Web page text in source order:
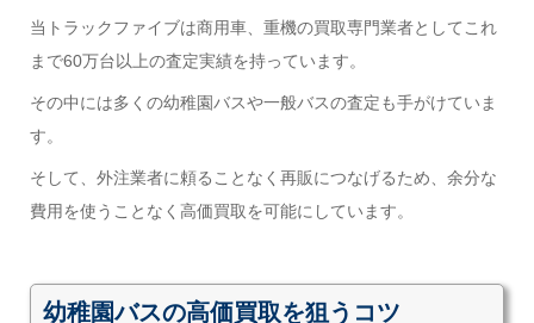
当トラックファイブは商用車、重機の買取専門業者としてこれ
まで60万台以上の査定実績を持っています。
その中には多くの幼稚園バスや一般バスの査定も手がけていま
す。
そして、外注業者に頼ることなく再販につなげるため、余分な
費用を使うことなく高価買取を可能にしています。
幼稚園バスの高価買取を狙うコツ